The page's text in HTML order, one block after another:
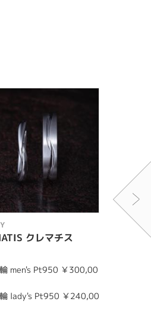
クレマチス
men's Pt950 ￥300,00
lady's Pt950 ￥240,00
COLANY